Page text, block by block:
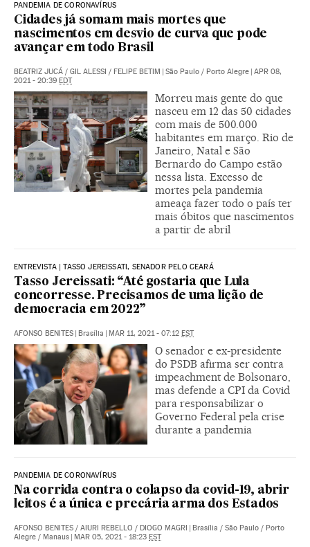
PANDEMIA DE CORONAVÍRUS
Cidades já somam mais mortes que
nascimentos em desvio de curva que pode
avançar em todo Brasil
BEATRIZ JUCÁ / GIL ALESSI / FELIPE BETIM São Paulo / Porto Alegre APR 08,
2021 - 20:39 EDT
Morreu mais gente do que
nasceu em 12 das 50 cidades
com mais de 500.000
habitantes em março. Rio de
Janeiro, Natal e São
Bernardo do Campo estão
nessa lista. Excesso de
mortes pela pandemia
ameaça fazer todo o país ter
mais óbitos que nascimentos
a partir de abril
ENTREVISTA | TASSO JEREISSATI, SENADOR PELO CEARÁ
Tasso Jereissati: “Até gostaria que Lula
concorresse. Precisamos de uma lição de
democracia em 2022”
AFONSO BENITES Brasília MAR 11, 2021 - 07:12 EST
O senador e ex-presidente
do PSDB afirma ser contra
impeachment de Bolsonaro,
mas defende a CPI da Covid
para responsabilizar o
Governo Federal pela crise
durante a pandemia
PANDEMIA DE CORONAVÍRUS
Na corrida contra o colapso da covid-19, abrir
leitos é a única e precária arma dos Estados
AFONSO BENITES / AIURI REBELLO / DIOGO MAGRI | Brasília / São Paulo / Porto
Alegre / Manaus | MAR 05, 2021 - 18:23 EST